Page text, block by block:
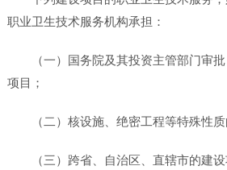
职业卫生技术服务机构承担：
（一）国务院及其投资主管部门审
项目；
（二）核设施、绝密工程等特殊性
（三）跨省、自治区、直辖市的建设